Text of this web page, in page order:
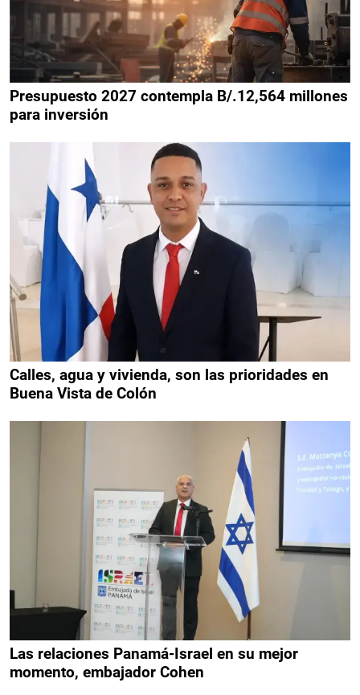
Presupuesto 2027 contempla B/.12,564 millones
para inversión
Calles, agua y vivienda, son las prioridades en
Buena Vista de Colón
Las relaciones Panamá-Israel en su mejor
momento, embajador Cohen